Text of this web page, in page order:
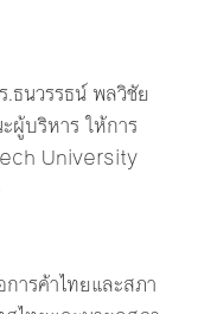
.ธนวรรธน์ พลวิชัย
บริหาร ให้การ
University
ารค้าไทยและสภา